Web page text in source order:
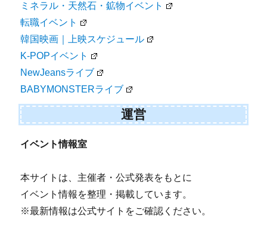
ミネラル・天然石・鉱物イベント
転職イベント
韓国映画｜上映スケジュール
K-POPイベント
NewJeansライブ
BABYMONSTERライブ
運営
イベント情報室
本サイトは、主催者・公式発表をもとに
イベント情報を整理・掲載しています。
※最新情報は公式サイトをご確認ください。